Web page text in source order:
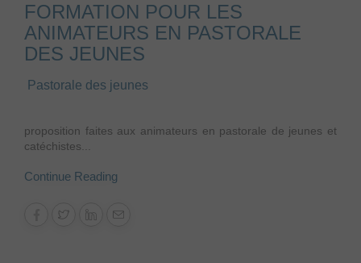
FORMATION POUR LES
ANIMATEURS EN PASTORALE
DES JEUNES
Pastorale des jeunes
proposition faites aux animateurs en pastorale de jeunes et
catéchistes...
Continue Reading